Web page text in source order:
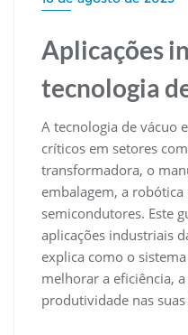
Aplicações
tecnologia
A tecnologia de vácuo
críticos em setores
transformadora, o
embalagem, a
semicondutores. Este
aplicações industriais
explica como o
melhorar a eficiência, a
produtividade nas